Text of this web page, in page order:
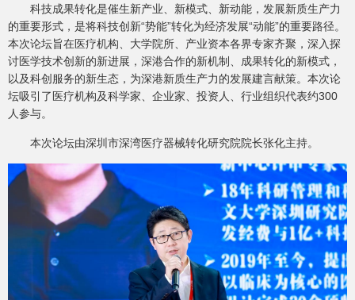
科技成果转化是催生新产业、新模式、新动能，发展新质生产力
的重要形式，是将科技创新“势能”转化为经济发展“动能”的重要路径。
本次论坛旨在医疗机构、大学院所、产业资本各界专家齐聚，深入探
讨医学技术创新的新进展，深港合作的新机制、成果转化的新模式，
以及科创服务的新生态，为深港新质生产力的发展建言献策。本次论
坛吸引了医疗机构及科学家、企业家、投资人、行业组织代表约300
人参与。
本次论坛由深圳市深湾医疗器械转化研究院院长张化主持。